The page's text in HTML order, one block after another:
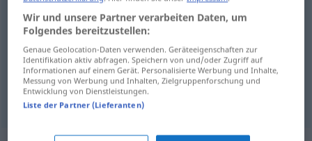
Anliegenn verzoek
Gesuch
Antragm verzoek
Wir und unsere Partner verarbeiten Daten, um
Folgendes bereitzustellen:
Genaue Geolocation-Daten verwenden. Geräteeigenschaften zur
Identifikation aktiv abfragen. Speichern von und/oder Zugriff auf
Informationen auf einem Gerät. Personalisierte Werbung und Inhalte,
Messung von Werbung und Inhalten, Zielgruppenforschung und
Entwicklung von Dienstleistungen.
Liste der Partner (Lieferanten)